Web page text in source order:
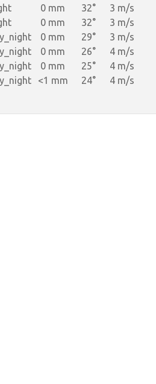
0 mm 32°
3 m/s
0 mm 32°
3 m/s
0 mm 29°
3 m/s
0 mm 26°
4 m/s
0 mm 25°
4 m/s
<1 mm 24° 4 m/s